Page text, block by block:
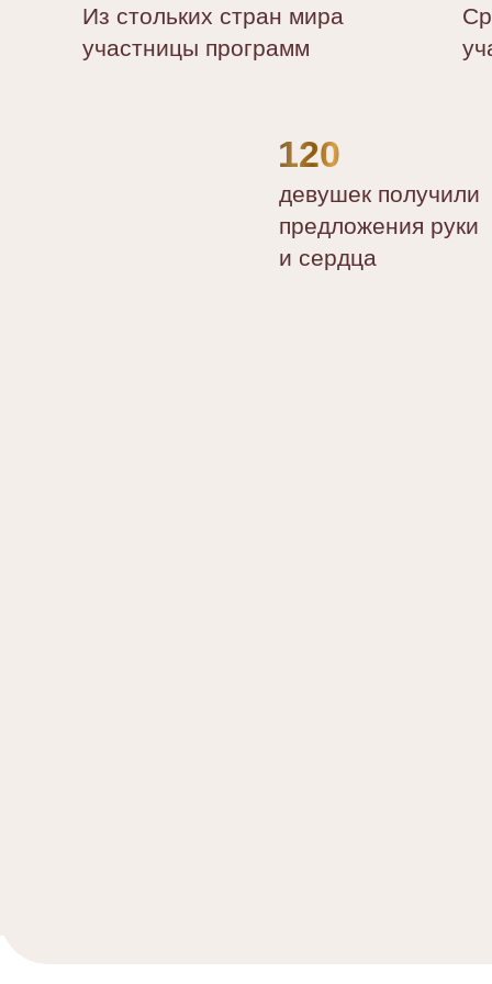
Из стольких стран мира
участницы программ
120
девушек получили
предложения руки
и сердца